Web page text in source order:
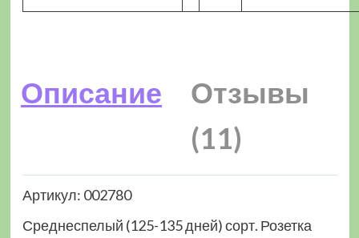
Описание
Отзывы
(11)
Артикул: 002780
Среднеспелый (125-135 дней) сорт. Розетка